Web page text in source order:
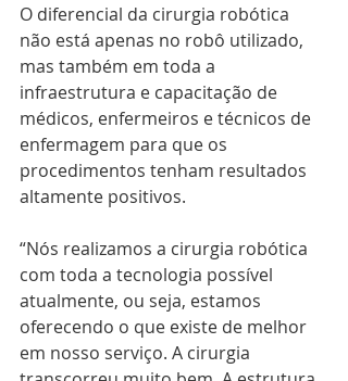
O diferencial da cirurgia robótica
não está apenas no robô utilizado,
mas também em toda a
infraestrutura e capacitação de
médicos, enfermeiros e técnicos de
enfermagem para que os
procedimentos tenham resultados
altamente positivos.
“Nós realizamos a cirurgia robótica
com toda a tecnologia possível
atualmente, ou seja, estamos
oferecendo o que existe de melhor
em nosso serviço. A cirurgia